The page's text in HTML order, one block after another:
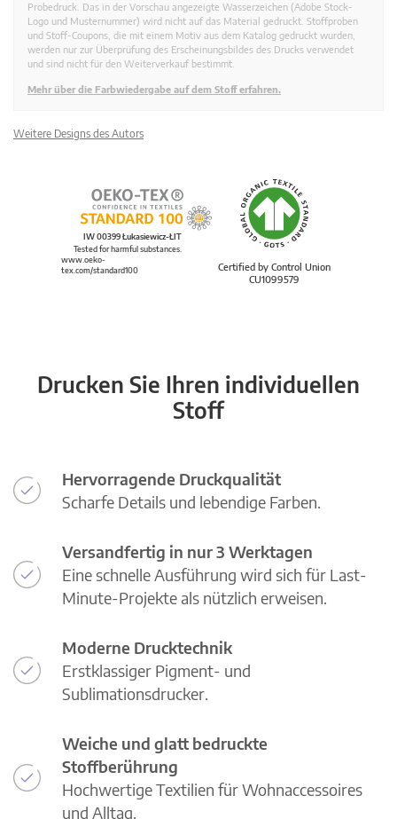
Probedruck. Das in der Vorschau angezeigte Wasserzeichen (Adobe Stock-
Logo und Musternummer) wird nicht auf das Material gedruckt. Stoffproben
und Stoff-Coupons, die mit einem Motiv aus dem Katalog gedruckt wurden,
werden nur zur Überprüfung des Erscheinungsbildes des Drucks verwendet
und sind nicht für den Weiterverkauf bestimmt.
Mehr über die Farbwiedergabe auf dem Stoff erfahren.
Weitere Designs des Autors
Certified by Control Union
CU1099579
IW 00399 Łukasiewicz-ŁIT
Tested for harmful substances.
www.oeko-
tex.com/standard100
Drucken Sie Ihren individuellen
Stoff
Hervorragende Druckqualität
Scharfe Details und lebendige Farben.
Versandfertig in nur 3 Werktagen
Eine schnelle Ausführung wird sich für Last-
Minute-Projekte als nützlich erweisen.
Moderne Drucktechnik
Erstklassiger Pigment- und
Sublimationsdrucker.
Weiche und glatt bedruckte
Stoffberührung
Hochwertige Textilien für Wohnaccessoires
und Alltag.